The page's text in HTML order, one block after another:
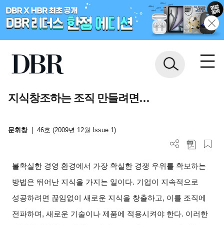
지식창조하는 조직 만들려면…
문휘창 46호 (2009년 12월 Issue 1)
불확실한 경영 환경에서 가장 확실한 경쟁 우위를 확보하는
방법은 뛰어난 지식을 가지는 일이다. 기업이 지속적으로
성공하려면 끊임없이 새로운 지식을 창출하고, 이를 조직에
전파하며, 새로운 기술이나 제품에 적용시켜야 한다. 이러한